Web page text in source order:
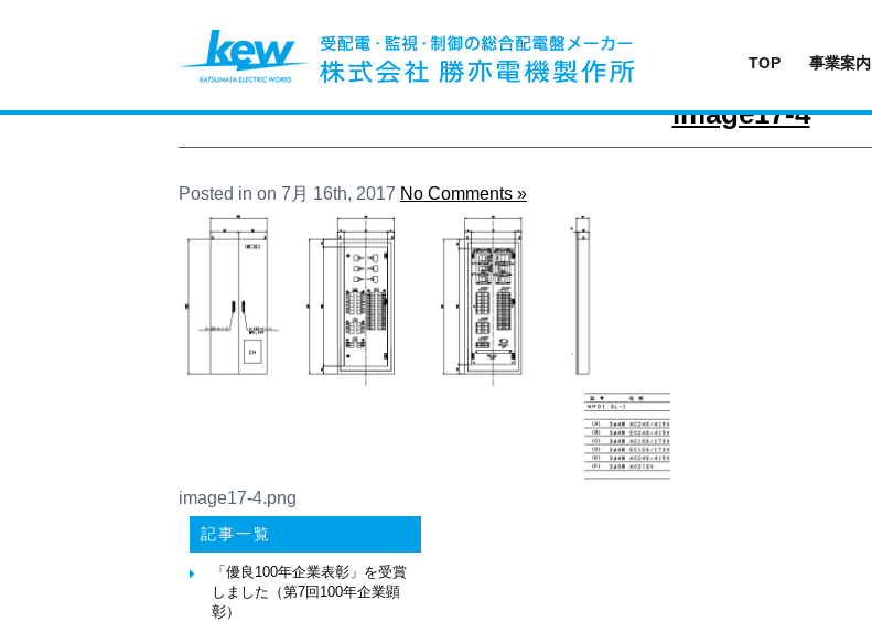
TOP 事業案内
image17-4
Posted in on 7月 16th, 2017 No Comments »
image17-4.png
記事一覧
「優良100年企業表彰」を受賞
しました（第7回100年企業顕
彰）